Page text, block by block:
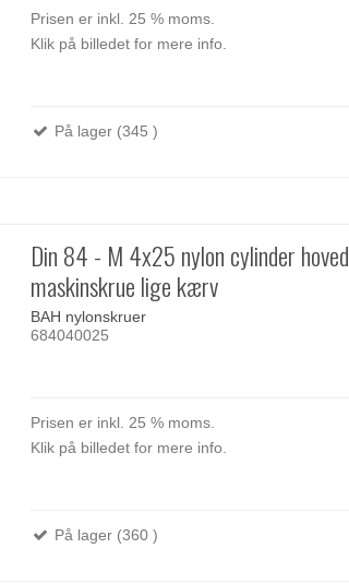
Prisen er inkl. 25 % moms.
Klik på billedet for mere info.
På lager (345 )
Din 84 - M 4x25 nylon cylinder hoved
maskinskrue lige kærv
BAH nylonskruer
684040025
Prisen er inkl. 25 % moms.
Klik på billedet for mere info.
På lager (360 )